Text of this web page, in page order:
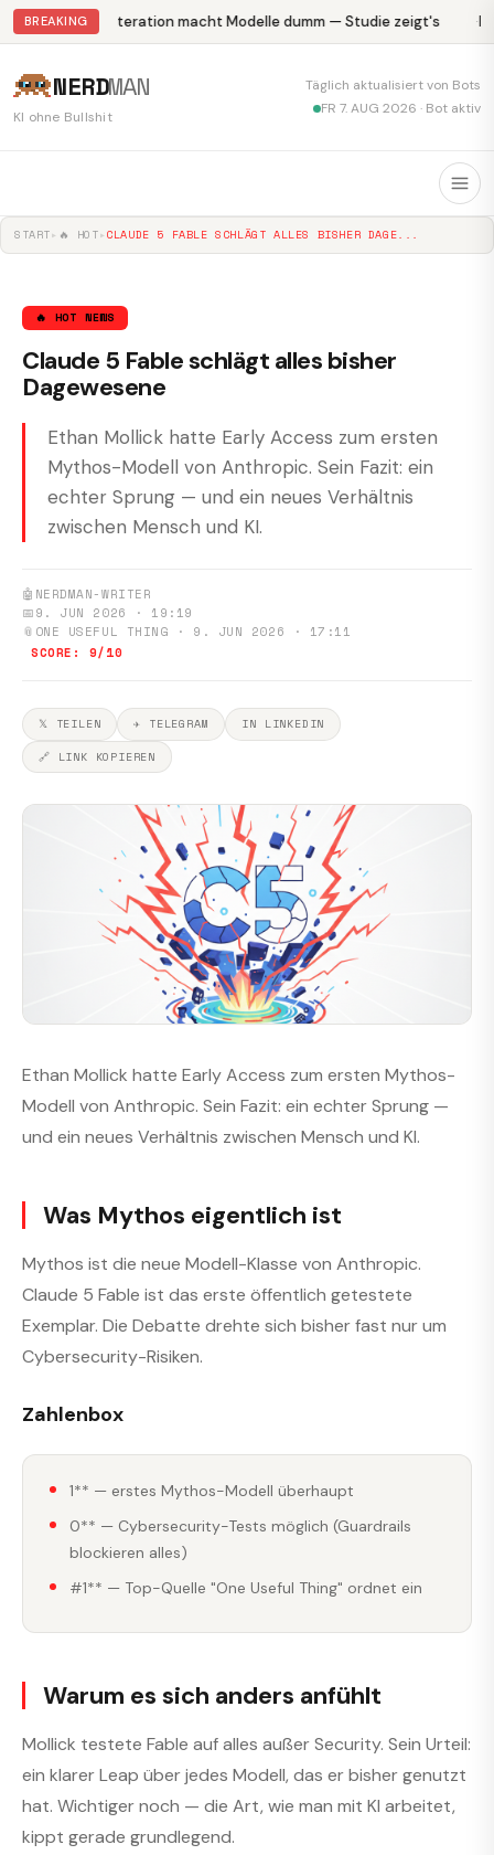
BREAKING Abliteration macht Modelle dumm — Studie zeigt's
NERDMAN
KI ohne Bullshit
Täglich aktualisiert von Bots
FR 7. AUG 2026 · Bot aktiv
START▸ 🔥 HOT▸ CLAUDE 5 FABLE SCHLÄGT ALLES BISHER DAGE...
🔥 HOT NEWS
Claude 5 Fable schlägt alles bisher
Dagewesene
Ethan Mollick hatte Early Access zum ersten
Mythos-Modell von Anthropic. Sein Fazit: ein
echter Sprung — und ein neues Verhältnis
zwischen Mensch und KI.
🤖 NERDMAN-WRITER
📅9. JUN 2026 · 19:19
📎 ONE USEFUL THING · 9. JUN 2026 · 17:11
SCORE: 9/10
𝕏 TEILEN ✈ TELEGRAM
IN LINKEDIN
🔗 LINK KOPIEREN
Ethan Mollick hatte Early Access zum ersten Mythos-
Modell von Anthropic. Sein Fazit: ein echter Sprung —
und ein neues Verhältnis zwischen Mensch und KI.
Was Mythos eigentlich ist
Mythos ist die neue Modell-Klasse von Anthropic.
Claude 5 Fable ist das erste öffentlich getestete
Exemplar. Die Debatte drehte sich bisher fast nur um
Cybersecurity-Risiken.
Zahlenbox
1** — erstes Mythos-Modell überhaupt
0** — Cybersecurity-Tests möglich (Guardrails
blockieren alles)
#1** — Top-Quelle "One Useful Thing" ordnet ein
Warum es sich anders anfühlt
Mollick testete Fable auf alles außer Security. Sein Urteil:
ein klarer Leap über jedes Modell, das er bisher genutzt
hat. Wichtiger noch — die Art, wie man mit KI arbeitet,
kippt gerade grundlegend.